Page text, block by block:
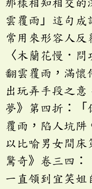
那樣相知相交的
雲覆雨」這句成
常用來形容人
〈木蘭花慢．
翻雲覆雨，滿懷
出玩弄手段之意
夢》第四折：「
覆雨，陷人坑阱
以比喻男女間床
驚奇》卷三四：
一直領到宜笑姐